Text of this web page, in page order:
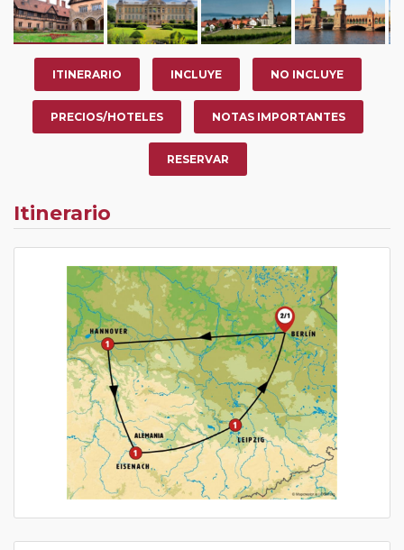
ITINERARIO INCLUYE NO INCLUYE
PRECIOS/HOTELES NOTAS IMPORTANTES
RESERVAR
Itinerario